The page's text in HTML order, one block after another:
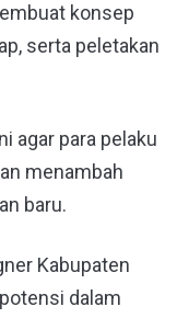
konsep
serta peletakan
agar para pelaku
menambah
baru.
Kabupaten
dalam